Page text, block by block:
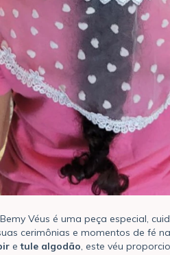
Véus é uma peça especial,
cerimônias e momentos de fé
etule algodão , este véu